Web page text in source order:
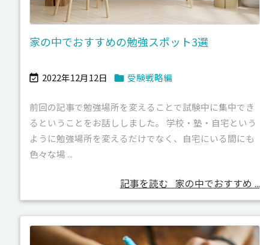
家の中でおすすめの勉強スポット3選
 2022年12月12日  受験戦略編
前回の記事で勉強場所を変えることで試験中に集中でき
るということをお話ししました。 学校・塾・自宅という
ように勉強場所を変えるだけでなく、自宅にいる間にも
色々な場 ...
記事を読む 家の中でおすすめ ...